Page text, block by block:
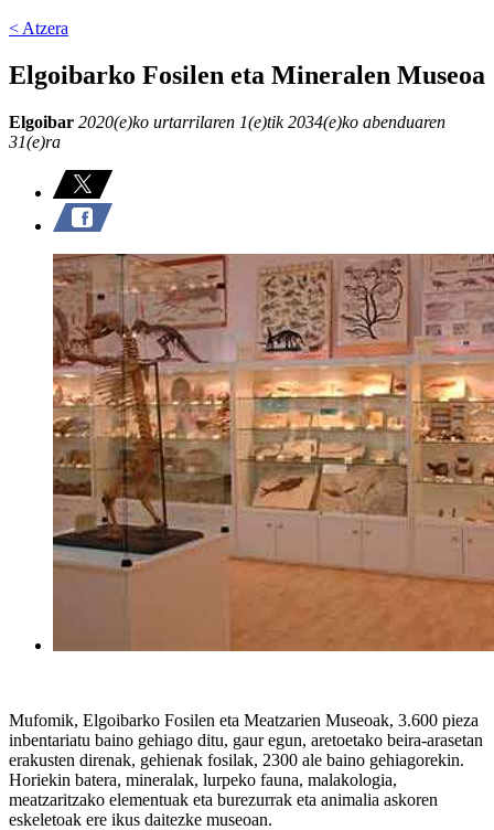
< Atzera
Elgoibarko Fosilen eta Mineralen Museoa
Elgoibar 2020(e)ko urtarrilaren 1(e)tik 2034(e)ko abenduaren
31(e)ra
Mufomik, Elgoibarko Fosilen eta Meatzarien Museoak, 3.600 pieza
inbentariatu baino gehiago ditu, gaur egun, aretoetako beira-arasetan
erakusten direnak, gehienak fosilak, 2300 ale baino gehiagorekin.
Horiekin batera, mineralak, lurpeko fauna, malakologia,
meatzaritzako elementuak eta burezurrak eta animalia askoren
eskeletoak ere ikus daitezke museoan.